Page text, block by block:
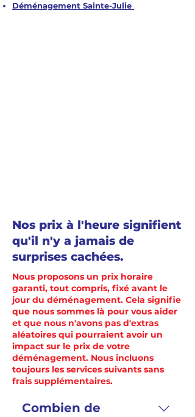
Déménagement Sainte-Julie
Nos prix à l'heure signifient
qu'il n'y a jamais de
surprises cachées.
Nous proposons un prix horaire
garanti, tout compris, fixé avant le
jour du déménagement. Cela signifie
que nous sommes là pour vous aider
et que nous n'avons pas d'extras
aléatoires qui pourraient avoir un
impact sur le prix de votre
déménagement. Nous incluons
toujours les services suivants sans
frais supplémentaires.
Combien de